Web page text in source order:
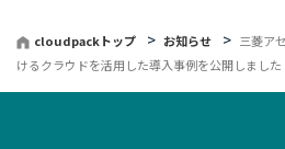
cloudpackトップ お知らせ
三菱ア
けるクラウドを活用した導入事例を公開しました